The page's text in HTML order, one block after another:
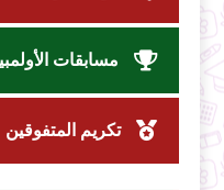
مسابقات
تكريم المتفوقين